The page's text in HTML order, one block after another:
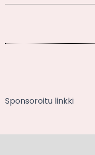
Sponsoroitu linkki